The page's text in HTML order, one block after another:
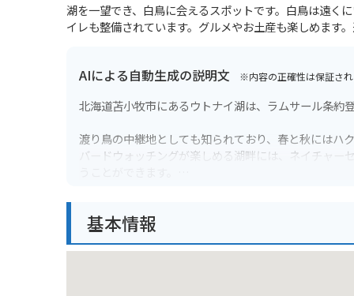
湖を一望でき、白鳥に会えるスポットです。白鳥は遠く
イレも整備されています。グルメやお土産も楽しめます
AIによる自動生成の説明文 ※内容の正確性は保証さ
北海道苫小牧市にあるウトナイ湖は、ラムサール条約
渡り鳥の中継地としても知られており、春と秋にはハ
バードウォッチングが楽しめる湖畔には、ネイチャ
温泉施設もあるので、ツーリングの休憩にも最適な場
基本情報